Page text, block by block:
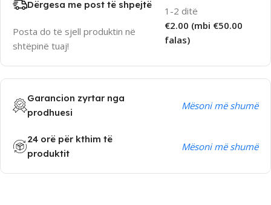
Dërgesa me post të shpejtë
Posta do të sjell produktin në
shtëpinë tuaj!
1-2 ditë
€2.00 (mbi €50.00
falas)
Garancion zyrtar nga
prodhuesi
Mësoni më shumë
24 orë për kthim të
produktit
Mësoni më shumë